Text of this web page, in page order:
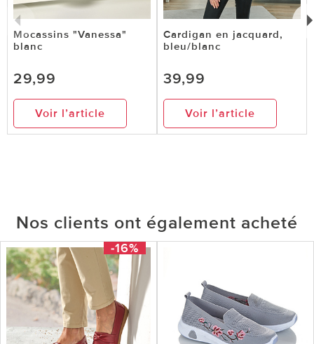
Mocassins "Vanessa"
blanc
29,99
Voir l’article
Cardigan en jacquard,
bleu/blanc
39,99
Voir l’article
Nos clients ont également acheté
-16%